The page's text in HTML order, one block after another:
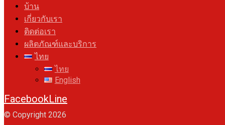
บ้าน
เกี่ยวกับเรา
ติดต่อเรา
ผลิตภัณฑ์และบริการ
ไทย
ไทย
English
FacebookLine
© Copyright 2026